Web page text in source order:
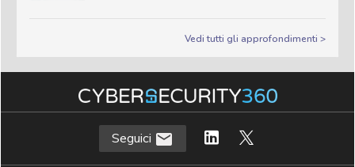
Vedi tutti gli approfondimenti >
Seguici